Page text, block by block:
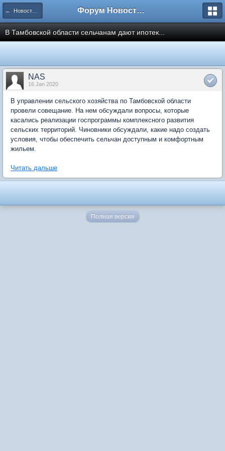
← Новости рынка недвижимости Форум Новостройки
В Тамбовской области сельчанам дают ипотек...
NAS
16 Jan 2020
В управлении сельского хозяйства по Тамбовской области
провели совещание. На нем обсуждали вопросы, которые
касались реализации госпрограммы комплексного развития
сельских территорий. Чиновники обсуждали, какие надо создать
условия, чтобы обеспечить сельчан доступным и комфортным
жильем.
Читать дальше
Полная версия